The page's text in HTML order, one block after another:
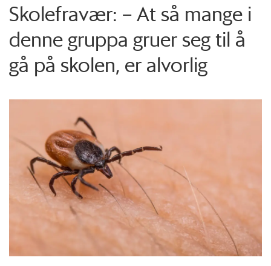
Skolefravær: – At så mange i
denne gruppa gruer seg til å
gå på skolen, er alvorlig